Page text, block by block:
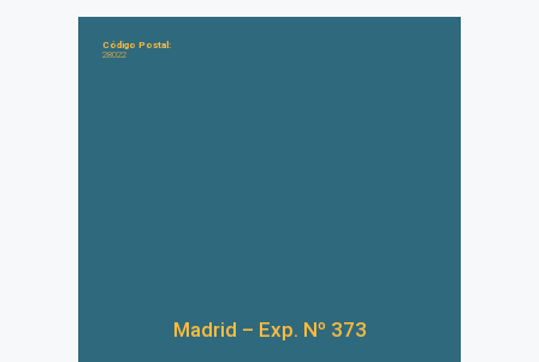
Código Postal:
28022
Madrid – Exp. Nº 373